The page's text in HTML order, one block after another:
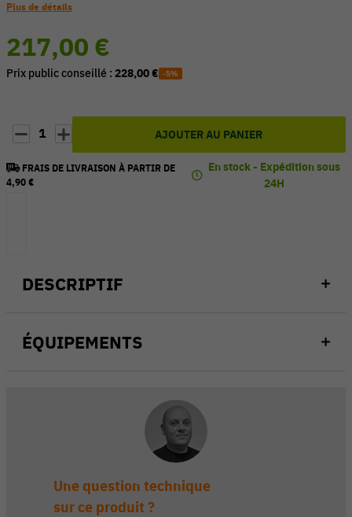
DESCRIPTIF
ÉQUIPEMENTS
Plus de détails
217,00 €
Prix public conseillé : 228,00 € -5%
1 AJOUTER AU PANIER
FRAIS DE LIVRAISON À PARTIR DE
4,90 €
En stock - Expédition sous
24H
Une question technique
sur ce produit ?